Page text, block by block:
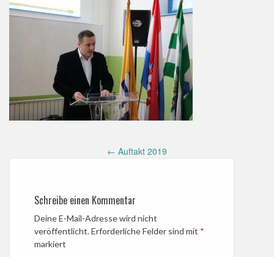
navigation
← Auftakt 2019
Schreibe einen Kommentar
Deine E-Mail-Adresse wird nicht
veröffentlicht.Erforderliche Felder sind mit *
markiert